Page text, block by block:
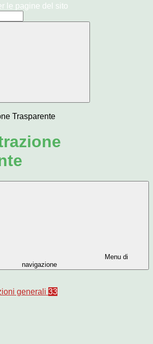
le pagine del sito
Trasparente
Menu di
navigazione
generali 33